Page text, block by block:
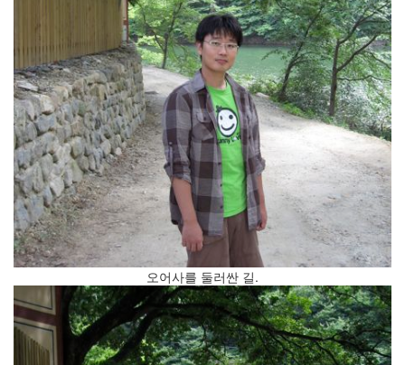
오어사를 둘러싼 길.
위...
(2)
모
바
일
시
대
의
운
영
체
제
전
쟁
(2)
학
회
광
고